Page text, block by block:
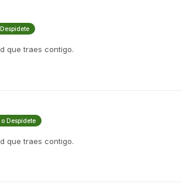
que traes contigo.
o Despídete
que traes contigo.